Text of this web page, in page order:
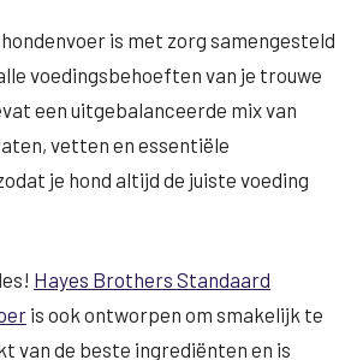
is met zorg samengesteld
voedingsbehoeften van je trouwe
een uitgebalanceerde mix van
vetten en essentiële
je hond altijd de juiste voeding
Hayes Brothers Standaard
is ook ontworpen om smakelijk te
van de beste ingrediënten en is